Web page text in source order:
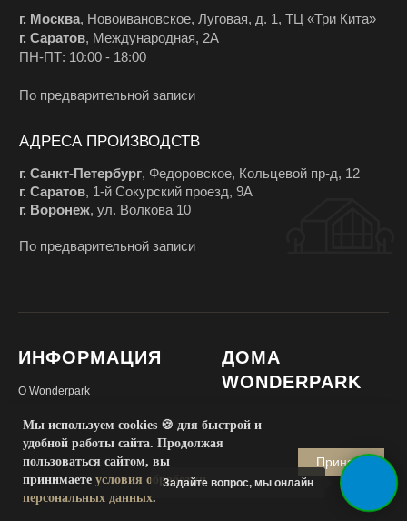
Задайте вопрос, мы онлайн
ИНФОРМАЦИЯ
О Wonderpark
Новости с объектов
Внутренняя отделка
Дизайн и стиль
ДОМА
WONDERPARK
Дома в стиле хай-тек
Дома с плоской кровлей
Модульные дома
Мы используем cookies 🍪 для быстрой и
удобной работы сайта. Продолжая
пользоваться сайтом, вы
принимаете условия обработки
персональных данных.
Принять